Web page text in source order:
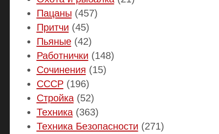
Пацаны (457)
Притчи (45)
Пьяные(42)
Работнички (148)
Сочинения (15)
СССР(196)
Стройка(52)
Техника(363)
Техника Безопасности (271)